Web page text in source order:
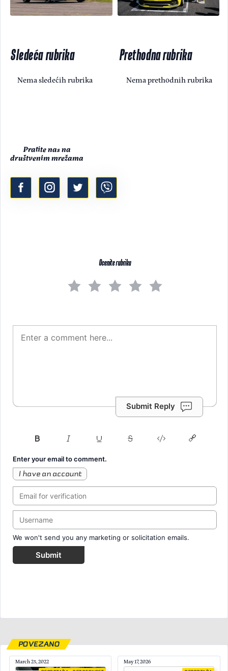
Sledeća rubrika
Nema sledećih rubrika
Prethodna rubrika
Nema prethodnih rubrika
Pratite nas na
društvenim mrežama
Ocenite rubriku
Submit Reply
Enter your email to comment.
I have an account
We won't send you any marketing or solicitation emails.
Submit
POVEZANO
March 25, 2022 May 17, 2026